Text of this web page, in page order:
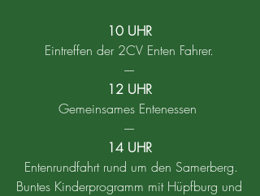
10 UHR
Eintreffen der 2CV Enten Fahrer.
----
12 UHR
Gemeinsames Entenessen
----
14 UHR
Entenrundfahrt rund um den Samerberg.
Buntes Kinderprogramm mit Hüpfburg und